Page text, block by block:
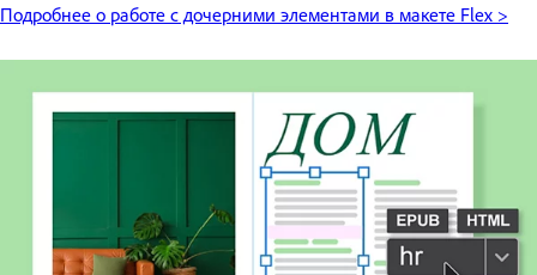
Подробнее о работе с дочерними элементами в макете Flex >